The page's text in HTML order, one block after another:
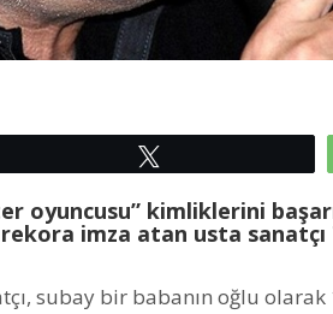
oyuncusu” kimliklerini
imza atan usta sanatçı
subay bir babanın oğlu olarak